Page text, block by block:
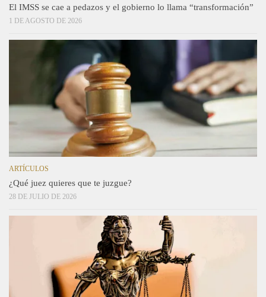
El IMSS se cae a pedazos y el gobierno lo llama “transformación”
1 DE AGOSTO DE 2026
ARTÍCULOS
¿Qué juez quieres que te juzgue?
28 DE JULIO DE 2026